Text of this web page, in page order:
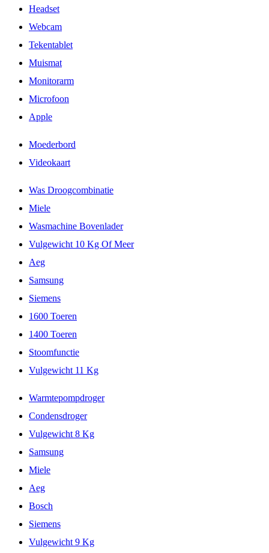
Headset
Webcam
Tekentablet
Muismat
Monitorarm
Microfoon
Apple
Moederbord
Videokaart
Was Droogcombinatie
Miele
Wasmachine Bovenlader
Vulgewicht 10 Kg Of Meer
Aeg
Samsung
Siemens
1600 Toeren
1400 Toeren
Stoomfunctie
Vulgewicht 11 Kg
Warmtepompdroger
Condensdroger
Vulgewicht 8 Kg
Samsung
Miele
Aeg
Bosch
Siemens
Vulgewicht 9 Kg